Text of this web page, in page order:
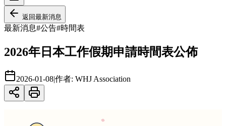
返回最新消息
最新消息#公告#時間表
2026年日本工作假期申請時間表公佈
2026-01-08|作者: WHJ Association